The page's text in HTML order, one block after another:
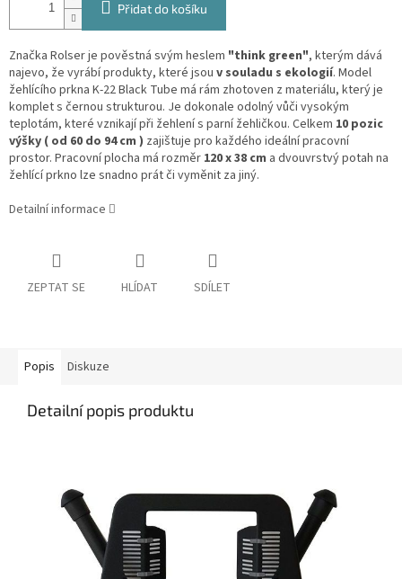
Přidat do košíku
Značka Rolser je pověstná svým heslem "think green", kterým dává
najevo, že vyrábí produkty, které jsou v souladu s ekologií. Model
žehlícího prkna K-22 Black Tube má rám zhotoven z materiálu, který je
komplet s černou strukturou. Je dokonale odolný vůči vysokým
teplotám, které vznikají při žehlení s parní žehličkou. Celkem 10 pozic
výšky ( od 60 do 94 cm ) zajištuje pro každého ideální pracovní
prostor. Pracovní plocha má rozměr 120 x 38 cm a dvouvrstvý potah na
žehlící prkno lze snadno prát či vyměnit za jiný.
Detailní informace
ZEPTAT SE HLÍDAT SDÍLET
Popis Diskuze
Detailní popis produktu